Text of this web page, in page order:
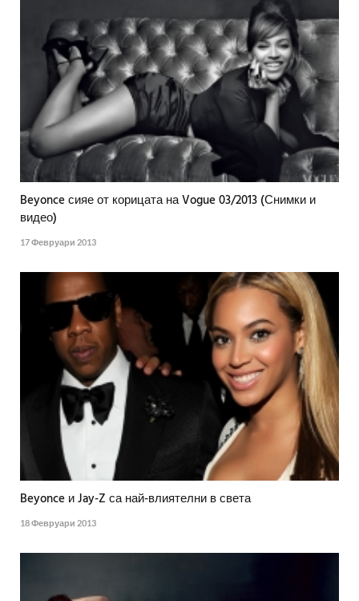
Beyonce сияе от корицата на Vogue 03/2013 (Снимки и
видео)
17 Февруари 2013
Beyonce и Jay-Z са най-влиятелни в света
18 Февруари 2013